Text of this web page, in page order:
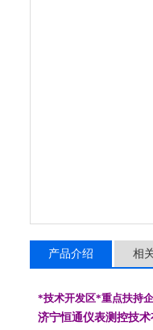
产品介绍 相
*技术开发区*重点扶持
济宁恒通仪表测控技